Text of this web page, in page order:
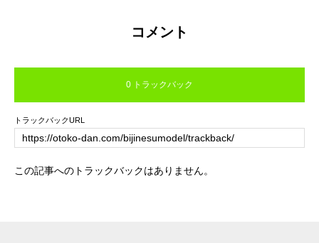
コメント
0 トラックバック
トラックバックURL
この記事へのトラックバックはありません。